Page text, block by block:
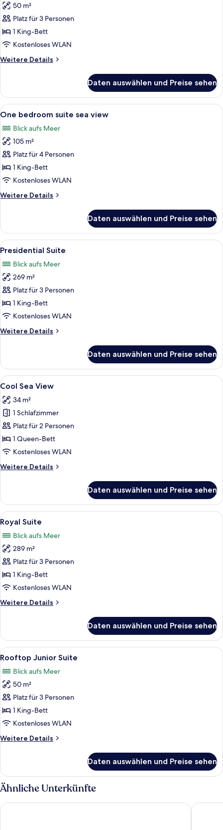
Junior
Suite
Sea
View
50 m²
Platz für 3 Personen
1 King-Bett
Kostenloses WLAN
Weitere Details
Weitere
Suite
Sea
View
Daten auswählen und Preise sehen
Alle
Fotos
für
One
bedroom
suite
sea
anzeigen
Ein modernes Wohnzimmer mit
5
One bedroom suite sea view
Blick aufs Meer
105 m²
Platz für 4 Personen
1 King-Bett
Kostenloses WLAN
Weitere Details
Weitere
bedroom
suite
sea
Daten auswählen und Preise sehen
Alle
Fotos
für
Presidential
Suite
anzeigen
Ein modernes Wohnzimmer mit
8
Presidential Suite
Blick aufs Meer
269 m²
Platz für 3 Personen
1 King-Bett
Kostenloses WLAN
Weitere Details
Weitere
Suite
Daten auswählen und Preise sehen
Alle
Fotos
für
Cool
Sea
View
anzeigen
Ein Hotelzimmer mit einem Bett,
5
Cool Sea View
34 m²
1 Schlafzimmer
Platz für 2 Personen
1 Queen-Bett
Kostenloses WLAN
Weitere Details
Weitere
Sea
View
Daten auswählen und Preise sehen
Alle
Fotos
für
Royal
Suite
anzeigen
Eine Dachterrasse mit weißer
9
Royal Suite
Blick aufs Meer
289 m²
Platz für 3 Personen
1 King-Bett
Kostenloses WLAN
Weitere Details
Weitere
Suite
Daten auswählen und Preise sehen
Alle
Fotos
für
Rooftop
Junior
Suite
anzeigen
Ein moderner Whirlpool im Freien
5
Rooftop Junior Suite
Blick aufs Meer
50 m²
Platz für 3 Personen
1 King-Bett
Kostenloses WLAN
Weitere Details
Weitere
Junior
Suite
Daten auswählen und Preise sehen
Ähnliche Unterkünfte
One Ibiza Suites The